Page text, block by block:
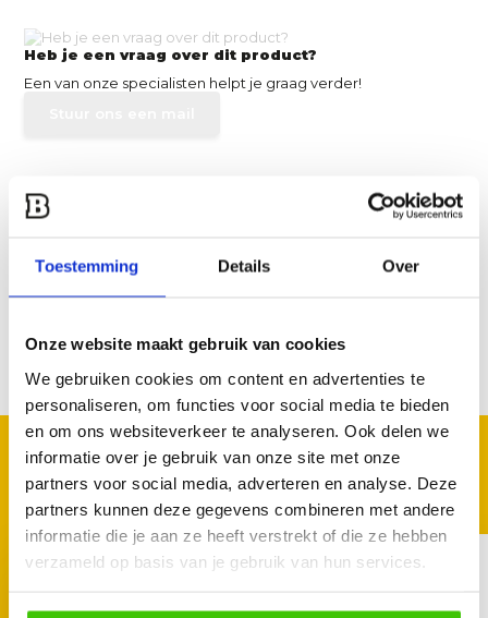
Toestemming Details Over
Onze website maakt gebruik van cookies
We gebruiken cookies om content en advertenties te
personaliseren, om functies voor social media te bieden
en om ons websiteverkeer te analyseren. Ook delen we
informatie over je gebruik van onze site met onze
partners voor social media, adverteren en analyse. Deze
partners kunnen deze gegevens combineren met andere
informatie die je aan ze heeft verstrekt of die ze hebben
verzameld op basis van je gebruik van hun services.
Heb je een vraag over dit product?
Een van onze specialisten helpt je graag verder!
Delen
GOED TE COMBINEREN
Met deze accessoires